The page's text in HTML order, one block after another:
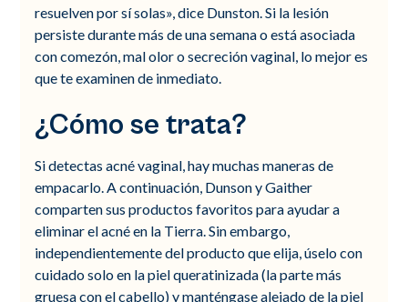
resuelven por sí solas», dice Dunston. Si la lesión
persiste durante más de una semana o está asociada
con comezón, mal olor o secreción vaginal, lo mejor es
que te examinen de inmediato.
¿Cómo se trata?
Si detectas acné vaginal, hay muchas maneras de
empacarlo. A continuación, Dunson y Gaither
comparten sus productos favoritos para ayudar a
eliminar el acné en la Tierra. Sin embargo,
independientemente del producto que elija, úselo con
cuidado solo en la piel queratinizada (la parte más
gruesa con el cabello) y manténgase alejado de la piel